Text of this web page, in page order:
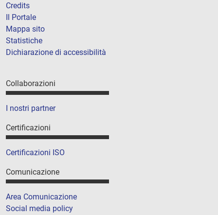
Credits
Il Portale
Mappa sito
Statistiche
Dichiarazione di accessibilità
Collaborazioni
I nostri partner
Certificazioni
Certificazioni ISO
Comunicazione
Area Comunicazione
Social media policy